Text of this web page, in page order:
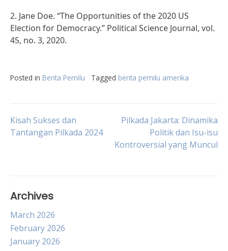
2. Jane Doe. “The Opportunities of the 2020 US
Election for Democracy.” Political Science Journal, vol.
45, no. 3, 2020.
Posted in Berita Pemilu Tagged berita pemilu amerika
Post
Kisah Sukses dan
Tantangan Pilkada 2024
Pilkada Jakarta: Dinamika
Politik dan Isu-isu
Kontroversial yang Muncul
Archives
March 2026
February 2026
January 2026